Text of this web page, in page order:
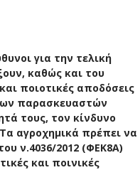
για την τελική
καθώς και του
ποιοτικές αποδόσεις
παρασκευαστών
τους, τον κίνδυνο
αγροχημικά πρέπει να
ν.4036/2012 (ΦΕΚ8Α)
και ποινικές